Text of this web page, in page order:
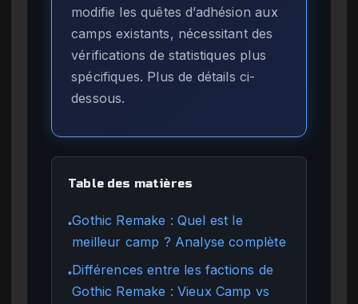
modifie les quêtes d’adhésion aux
camps existants, nécessitant des
vérifications de statistiques plus
spécifiques. Plus de détails ci-
dessous.
Table des matières
●Gothic Remake : Quel est le
meilleur camp ? Analyse complète
●Différences entre les factions de
Gothic Remake : Vieux Camp vs